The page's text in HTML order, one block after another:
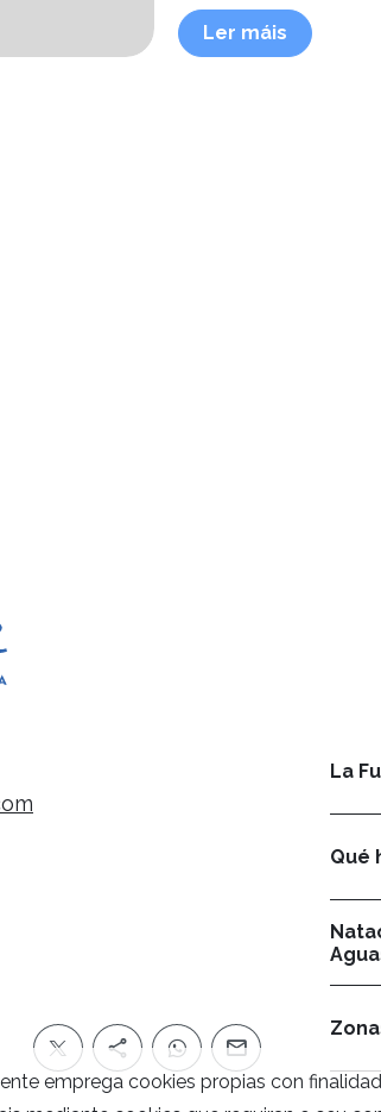
admonere interesse
Ler máis
La
Qué
emprega cookies propias con